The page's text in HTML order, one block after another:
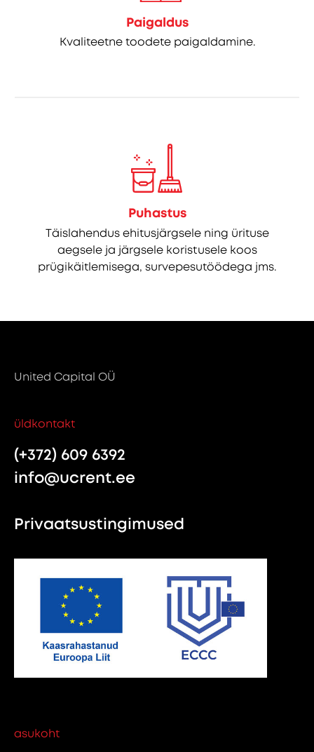
Paigaldus
Kvaliteetne toodete paigaldamine.
Puhastus
Täislahendus ehitusjärgsele ning ürituse
aegsele ja järgsele koristusele koos
prügikäitlemisega, survepesutöödega jms.
United Capital OÜ
üldkontakt
(+372) 609 6392
info@ucrent.ee
Privaatsustingimused
asukoht